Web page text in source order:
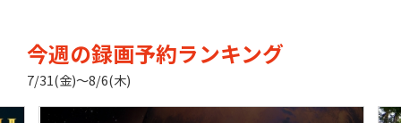
今週の録画予約ランキング
7/31(金)〜8/6(木)